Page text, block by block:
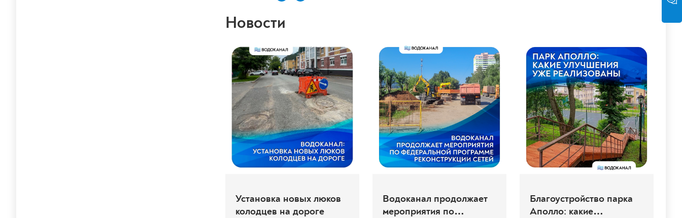
Новости
Установка новых люков
колодцев на дороге
Водоканал продолжает
мероприятия по
Благоустройство парка
Аполло: какие